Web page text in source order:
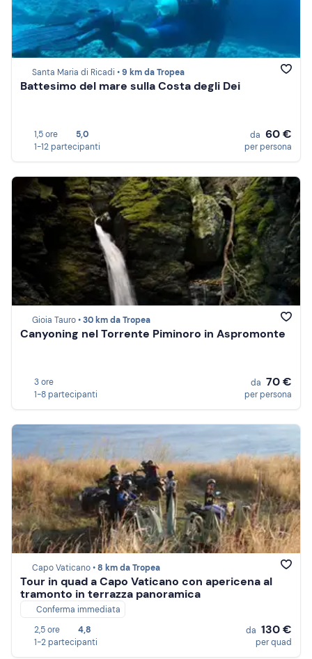
Santa Maria di Ricadi •9 km da Tropea
Battesimo del mare sulla Costa degli Dei
1,5 ore
5,0
1-12 partecipanti
da 60 €
per persona
Gioia Tauro •30 km da Tropea
Canyoning nel Torrente Piminoro in Aspromonte
3 ore
1-8 partecipanti
da 70 €
per persona
Capo Vaticano •8 km da Tropea
Tour in quad a Capo Vaticano con apericena al
tramonto in terrazza panoramica
Conferma immediata
2,5 ore
4,8
1-2 partecipanti
da 130 €
per quad